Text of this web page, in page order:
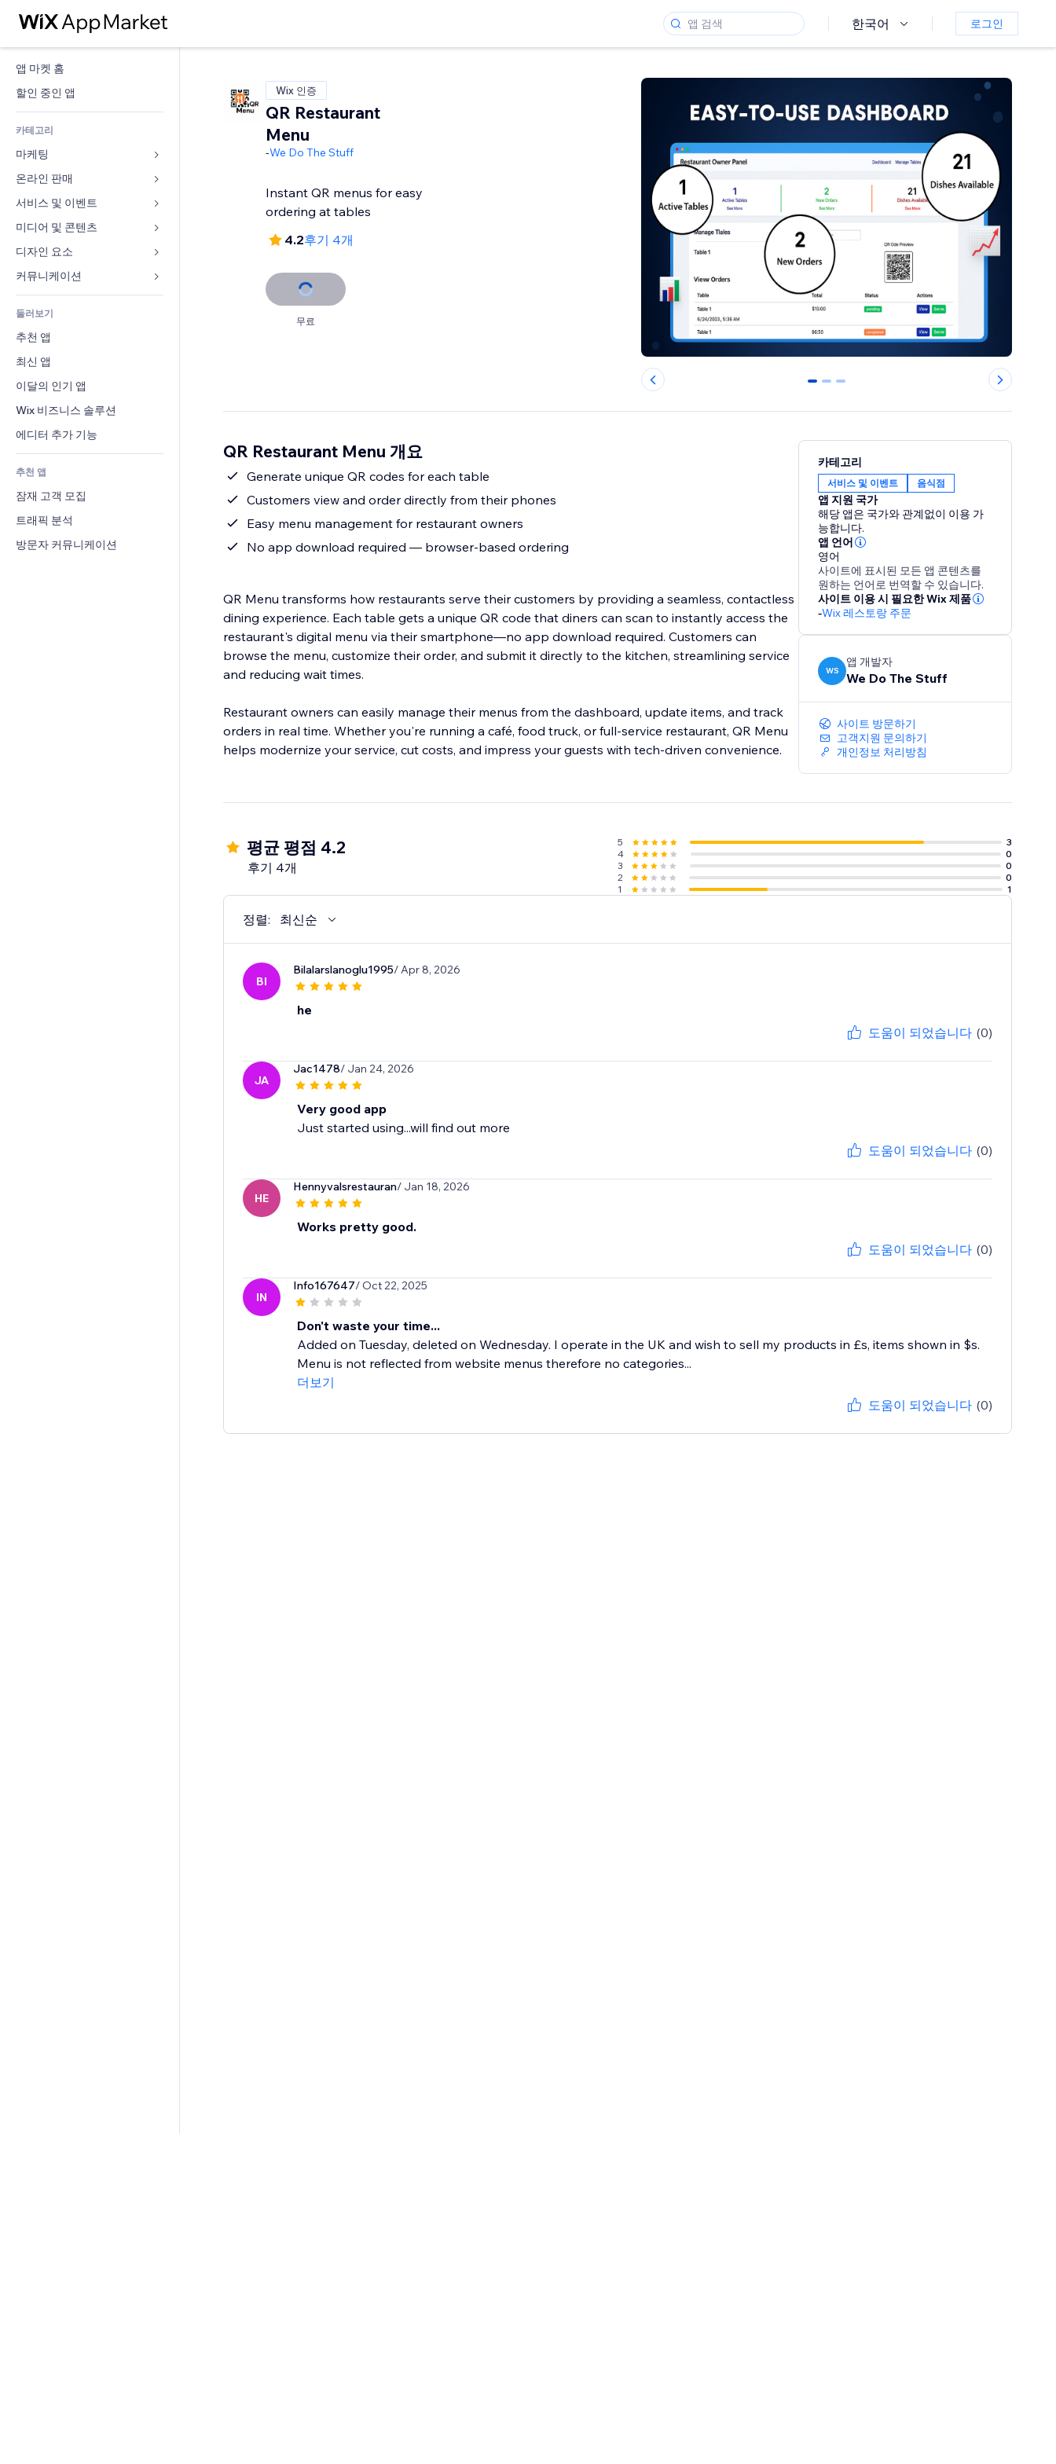
한국어 로그인
앱 마켓 홈
할인 중인 앱
카테고리
마케팅
광고
모바일
사이트 통계
사이트 목록
이메일
온라인 판매
쇼핑몰 관련 앱
배송
판매 버튼
회계
쿠폰 및 로열티
창고 서비스
식품 및 음료
서비스 및 이벤트
호텔
이벤트
음식점
부동산
예약
미디어 및 콘텐츠
갤러리
뮤직
팟캐스트
사진
동영상
PDF
파일 공유
소식
디자인 요소
지도 및 내비게이션
개인정보 및 보안
시계
페이지 템플릿
이미지 효과
버튼 & 메뉴
배너 및 배지
계산기
검색
일기예보
차트 및 표
양식
블로그
설문
채팅
메모
전화번호
커뮤니티
평가와 후기
CRM
둘러보기
추천 앱
최신 앱
이달의 인기 앱
Wix 비즈니스 솔루션
에디터 추가 기능
추천 앱
잠재 고객 모집
트래픽 분석
방문자 커뮤니케이션
Wix 인증
QR Restaurant
Menu
-We Do The Stuff
Instant QR menus for easy
ordering at tables
4.2후기 4개
무료
0 1 2
QR Restaurant Menu 개요
Generate unique QR codes for each table
Customers view and order directly from their phones
Easy menu management for restaurant owners
No app download required — browser-based ordering
QR Menu transforms how restaurants serve their customers by providing a seamless, contactless
dining experience. Each table gets a unique QR code that diners can scan to instantly access the
restaurant's digital menu via their smartphone—no app download required. Customers can
browse the menu, customize their order, and submit it directly to the kitchen, streamlining service
and reducing wait times.
Restaurant owners can easily manage their menus from the dashboard, update items, and track
orders in real time. Whether you're running a café, food truck, or full-service restaurant, QR Menu
helps modernize your service, cut costs, and impress your guests with tech-driven convenience.
카테고리
서비스 및 이벤트 음식점
앱 지원 국가
해당 앱은 국가와 관계없이 이용 가
능합니다.
앱 언어
영어
사이트에 표시된 모든 앱 콘텐츠를
원하는 언어로 번역할 수 있습니다.
사이트 이용 시 필요한 Wix 제품
-Wix 레스토랑 주문
WS
앱 개발자
We Do The Stuff
사이트 방문하기
고객지원 문의하기
개인정보 처리방침
평균 평점 4.2
후기 4개
5
3
4
0
3
0
2
0
1
1
정렬: 최신순
BI
Bilalarslanoglu1995/ Apr 8, 2026
he
도움이 되었습니다 (0)
JA
Jac1478/ Jan 24, 2026
Very good app
Just started using...will find out more
도움이 되었습니다 (0)
HE
Hennyvalsrestauran/ Jan 18, 2026
Works pretty good.
도움이 되었습니다 (0)
IN
Info167647/ Oct 22, 2025
Don't waste your time...
Added on Tuesday, deleted on Wednesday. I operate in the UK and wish to sell my products in £s, items shown in $s.
Menu is not reflected from website menus therefore no categories...
더보기
도움이 되었습니다 (0)